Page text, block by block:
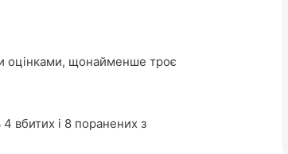
оцінками, щонайменше троє
вбитих і 8 поранених з